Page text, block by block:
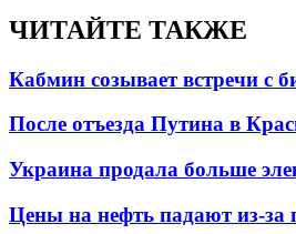
ЧИТАЙТЕ ТАКЖЕ
Кабмин созывает встречи с
После отъезда Путина в
Украина продала больше
Цены на нефть падают из-за